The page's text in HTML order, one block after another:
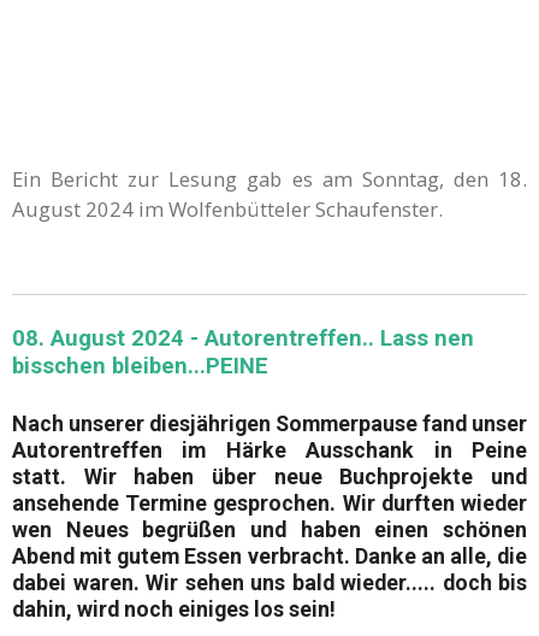
Ein Bericht zur Lesung gab es am Sonntag, den 18.
August 2024 im Wolfenbütteler Schaufenster.
08. August 2024 - Autorentreffen.. Lass nen
bisschen bleiben...PEINE
Nach unserer diesjährigen Sommerpausefand unser
Autorentreffen im Härke Ausschank in Peine
statt. Wir haben über neue Buchprojekte und
ansehende Termine gesprochen. Wir durften wieder
wen Neuesbegrüßen und haben einen schönen
Abend mit gutem Essen verbracht. Danke an alle, die
dabei waren. Wir sehen uns bald wieder..... doch bis
dahin, wird noch einiges los sein!